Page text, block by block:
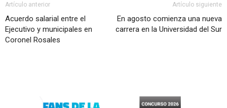
Artículo anterior
Acuerdo salarial entre el
Ejecutivo y municipales en
Coronel Rosales
Artículo siguiente
En agosto comienza una nueva
carrera en la Universidad del Sur